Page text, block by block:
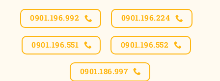
0901.196.992 0901.196.224
0901.196.551 0901.196.552
0901.186.997